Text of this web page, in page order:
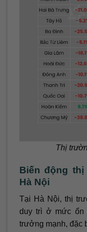
Thị
Biến động
Hà Nội
Tại Hà Nội, thị
duy trì ở mức ổn
trưởng mạnh, đặc